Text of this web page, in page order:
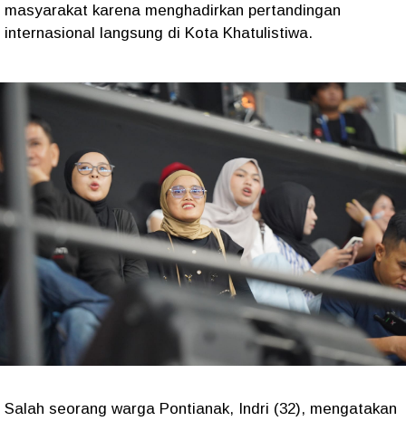
masyarakat karena menghadirkan pertandingan
internasional langsung di Kota Khatulistiwa.
Salah seorang warga Pontianak, Indri (32), mengatakan